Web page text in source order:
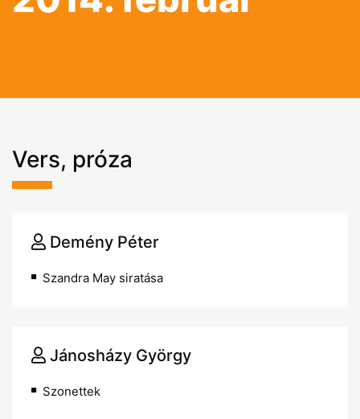
Vers, próza
Demény Péter
Szandra May siratása
Jánosházy György
Szonettek